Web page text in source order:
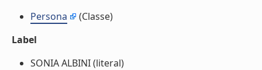
Persona
(Classe)
Label
SONIA ALBINI (literal)